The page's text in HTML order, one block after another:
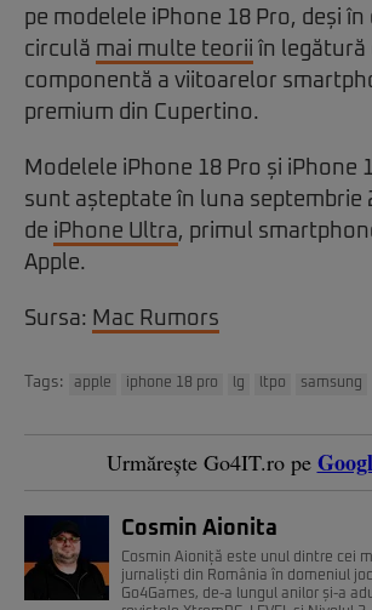
pe modelele iPhone 18 Pro, deși
circulă mai multe teorii în legătură
componentă a viitoarelor
premium din Cupertino.
Modelele iPhone 18 Pro și iPhone
sunt așteptate în luna septembrie
de iPhone Ultra, primul
Apple.
Sursa: Mac Rumors
Tags: apple iphone 18 pro lg ltpo samsung
Urmărește Go4IT.ro pe
Cosmin Aionita
Cosmin Aioniță este unul dintre cei
jurnaliști din România în domeniul
Go4Games, de-a lungul anilor și-a